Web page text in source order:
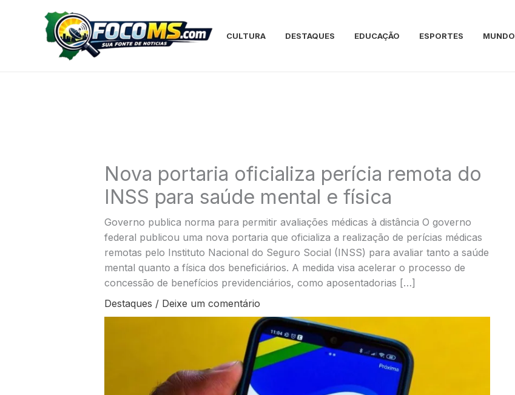
CULTURA DESTAQUES EDUCAÇÃO ESPORTES MUNDO
Nova portaria oficializa perícia remota do
INSS para saúde mental e física
Governo publica norma para permitir avaliações médicas à distância O governo
federal publicou uma nova portaria que oficializa a realização de perícias médicas
remotas pelo Instituto Nacional do Seguro Social (INSS) para avaliar tanto a saúde
mental quanto a física dos beneficiários. A medida visa acelerar o processo de
concessão de benefícios previdenciários, como aposentadorias […]
Destaques / Deixe um comentário